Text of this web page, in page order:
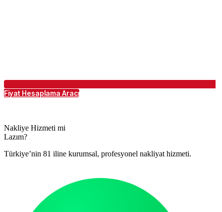
Fiyat Hesaplama Aracı
Nakliye Hizmeti mi
Lazım?
Türkiye’nin 81 iline kurumsal, profesyonel nakliyat hizmeti.